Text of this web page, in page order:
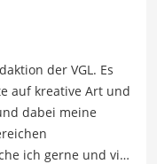
Hobbys
spiegelt sich in
Anregungen für die
Sicht besonders
undJugendliche
der VGL. Es
auf kreative Art und
dabei meine
ich gerne und viel